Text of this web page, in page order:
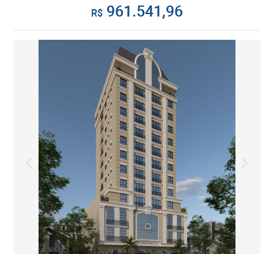
R$ 961.541,96